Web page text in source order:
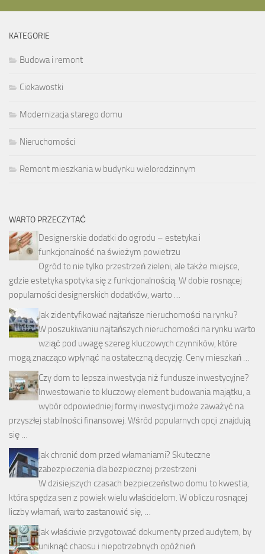
KATEGORIE
Budowa i remont
Ciekawostki
Modernizacja starego domu
Nieruchomości
Remont mieszkania w budynku wielorodzinnym
WARTO PRZECZYTAĆ
Designerskie dodatki do ogrodu – estetyka i
funkcjonalność na świeżym powietrzu
Ogród to nie tylko przestrzeń zieleni, ale także miejsce,
gdzie estetyka spotyka się z funkcjonalnością. W dobie rosnącej
popularności designerskich dodatków, warto …
Jak zidentyfikować najtańsze nieruchomości na rynku?
W poszukiwaniu najtańszych nieruchomości na rynku warto
wziąć pod uwagę szereg kluczowych czynników, które
mogą znacząco wpłynąć na ostateczną decyzję. Ceny mieszkań …
Czy dom to lepsza inwestycja niż fundusze inwestycyjne?
Inwestowanie to kluczowy element budowania majątku, a
wybór odpowiedniej formy inwestycji może zaważyć na
przyszłej stabilności finansowej. Wśród popularnych opcji znajdują
się …
Jak chronić dom przed włamaniami? Skuteczne
zabezpieczenia dla bezpiecznej przestrzeni
W dzisiejszych czasach bezpieczeństwo domu to kwestia,
która spędza sen z powiek wielu właścicielom. W obliczu rosnącej
liczby włamań, warto zastanowić się, …
Jak właściwie przygotować dokumenty przed audytem, by
uniknąć chaosu i niepotrzebnych opóźnień